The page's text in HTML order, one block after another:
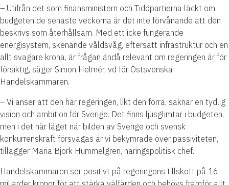
– Utifrån det som finansministern och Tidöpartierna läckt om
budgeten de senaste veckorna är det inte förvånande att den
beskrivs som återhållsam. Med ett icke fungerande
energisystem, skenande våldsvåg, eftersatt infrastruktur och en
allt svagare krona, är frågan ändå relevant om regeringen är för
försiktig, säger Simon Helmér, vd för Östsvenska
Handelskammaren.
– Vi anser att den här regeringen, likt den förra, saknar en tydlig
vision och ambition för Sverige. Det finns ljusglimtar i budgeten,
men i det här läget när bilden av Sverige och svensk
konkurrenskraft försvagas är vi bekymrade över passiviteten,
tillägger Maria Björk Hummelgren, näringspolitisk chef.
Handelskammaren ser positivt på regeringens tillskott på 16